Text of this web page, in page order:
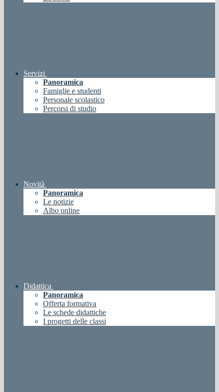
Servizi
Panoramica
Famiglie e studenti
Personale scolastico
Percorsi di studio
Novità
Panoramica
Le notizie
Albo online
Didattica
Panoramica
Offerta formativa
Le schede didattiche
I progetti delle classi